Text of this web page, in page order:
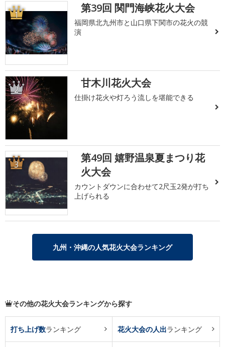
1 第39回 関門海峡花火大会
福岡県北九州市と山口県下関市の花火の競
演
2 甘木川花火大会
仕掛け花火や灯ろう流しを堪能できる
3
第49回 嬉野温泉夏まつり花
火大会
カウントダウンに合わせて2尺玉2発が打ち
上げられる
九州・沖縄の人気花火大会ランキング
その他の花火大会ランキングから探す
打ち上げ数ランキング 花火大会の人出ランキング